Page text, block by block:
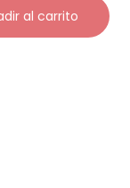
al carrito